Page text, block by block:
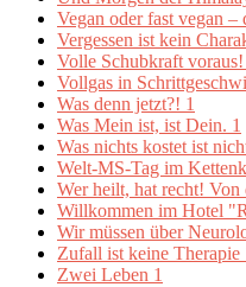
Vegan oder fast vegan –
Vergessen ist kein
Volle Schubkraft voraus!
Vollgas in
Was denn jetzt?! 1
Was Mein ist, ist Dein. 1
Was nichts kostet ist
Welt-MS-Tag im
Wer heilt, hat recht!
Willkommen im Hotel
Wir müssen über
Zufall ist keine Therapie
Zwei Leben 1